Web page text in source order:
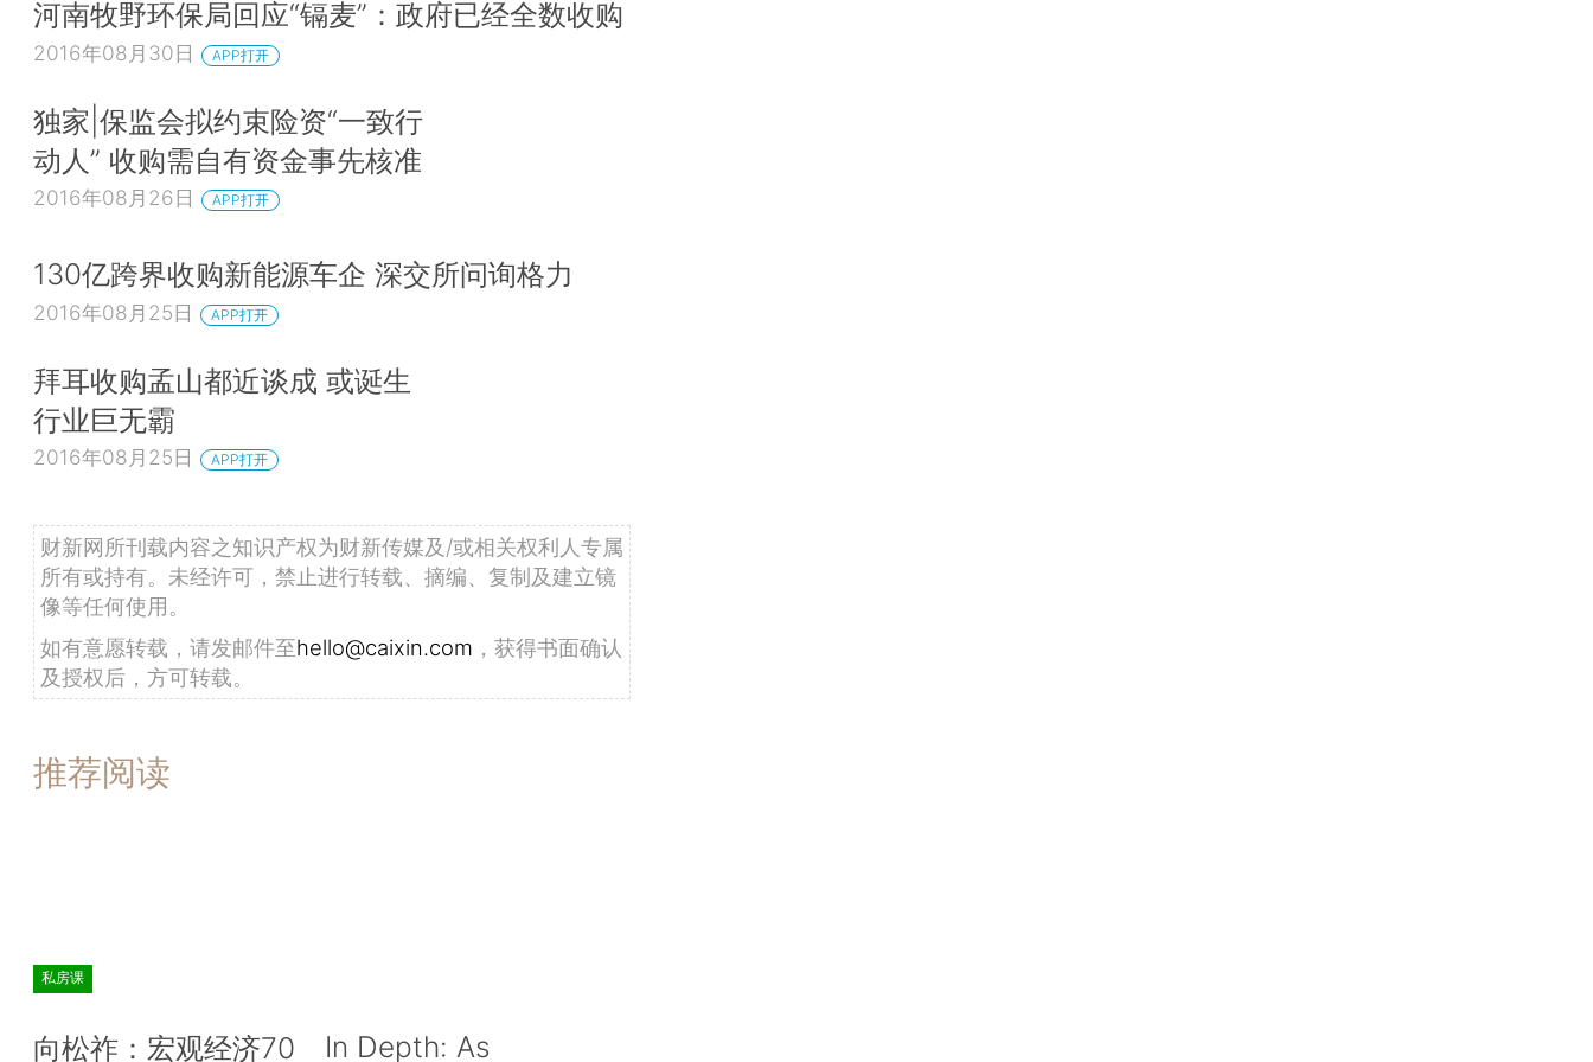
河南牧野环保局回应“镉麦”：政府已经全数收购
2016年08月30日 APP打开
独家|保监会拟约束险资“一致行
动人” 收购需自有资金事先核准
2016年08月26日 APP打开
130亿跨界收购新能源车企 深交所问询格力
2016年08月25日 APP打开
拜耳收购孟山都近谈成 或诞生
行业巨无霸
2016年08月25日 APP打开
财新网所刊载内容之知识产权为财新传媒及/或相关权利人专属
所有或持有。未经许可，禁止进行转载、摘编、复制及建立镜
像等任何使用。
如有意愿转载，请发邮件至hello@caixin.com ，获得书面确认
及授权后，方可转载。
推荐阅读
私房课
向松祚：宏观经济70
In Depth: As